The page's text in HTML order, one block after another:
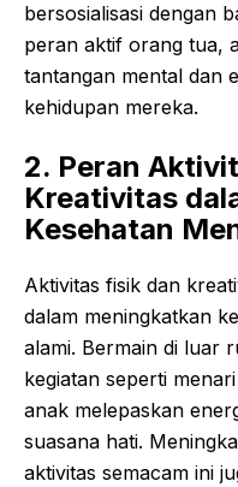
bersosialisasi dengan
peran aktif orang tua,
tantangan mental dan
kehidupan mereka.
2. Peran
Kreativitas
Kesehatan
Aktivitas fisik dan
dalam meningkatkan
alami. Bermain di luar
kegiatan seperti
anak melepaskan
suasana hati.
aktivitas semacam ini